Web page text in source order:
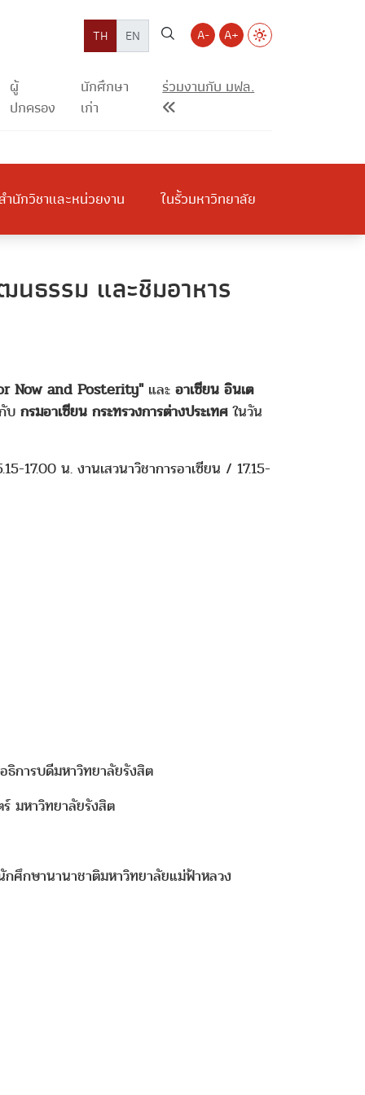
TH EN A- A+
ผู้
ปกครอง
นักศึกษา
เก่า
ร่วมงานกับ มฟล.
ำนักวิชาและหน่วยงาน ในรั้วมหาวิทยาลัย
นธรรม และชิมอาหาร
Now and Posterity" และ อาเซียน อินเต
บ กรมอาเซียน กระทรวงการต่างประเทศในวัน
17.00 น. งานเสวนาวิชาการอาเซียน / 17.15-
การบดีมหาวิทยาลัยรังสิต
มหาวิทยาลัยรังสิต
ศึกษานานาชาติมหาวิทยาลัยแม่ฟ้าหลวง